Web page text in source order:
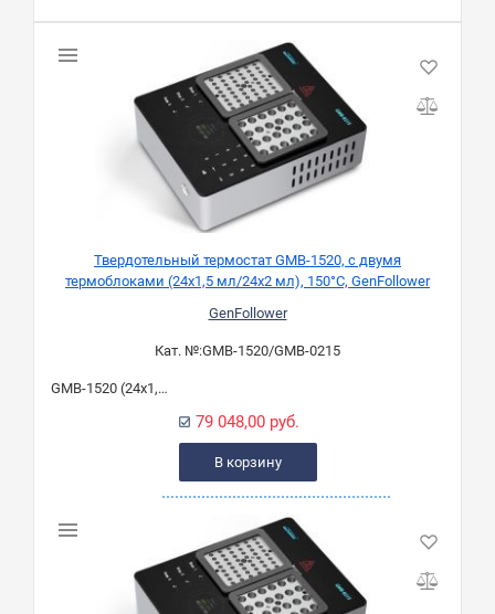
Твердотельный термостат GMB-1520, с двумя
термоблоками (24х1,5 мл/24х2 мл), 150°C, GenFollower
GenFollower
Кат. №:GMB-1520/GMB-0215
GMB-1520 (24х1,5 мл/24х2 мл)
79 048,00 руб.
В корзину